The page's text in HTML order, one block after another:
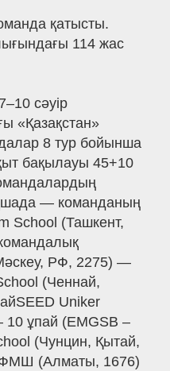
қатысты.
114 жас
сәуір
«Қазақстан»
8 тур бойынша
бақылауы 45+10
— команданың
School (Ташкент,
РФ, 2275) —
(Ченнай,
Uniker
ұпай (EMGSB –
(Чунцин, Қытай,
(Алматы, 1676)